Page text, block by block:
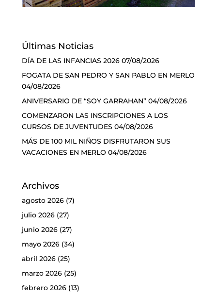
Últimas Noticias
DÍA DE LAS INFANCIAS 2026 07/08/2026
FOGATA DE SAN PEDRO Y SAN PABLO EN MERLO
04/08/2026
ANIVERSARIO DE “SOY GARRAHAN” 04/08/2026
COMENZARON LAS INSCRIPCIONES A LOS
CURSOS DE JUVENTUDES 04/08/2026
MÁS DE 100 MIL NIÑOS DISFRUTARON SUS
VACACIONES EN MERLO 04/08/2026
Archivos
agosto 2026(7)
julio 2026(27)
junio 2026(27)
mayo 2026(34)
abril 2026(25)
marzo 2026(25)
febrero 2026(13)